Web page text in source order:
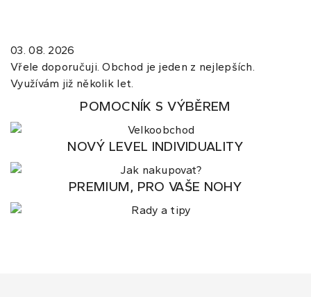
03. 08. 2026
Vřele doporučuji. Obchod je jeden z nejlepších.
Využívám již několik let.
POMOCNÍK S VÝBĚREM
NOVÝ LEVEL INDIVIDUALITY
PREMIUM, PRO VAŠE NOHY